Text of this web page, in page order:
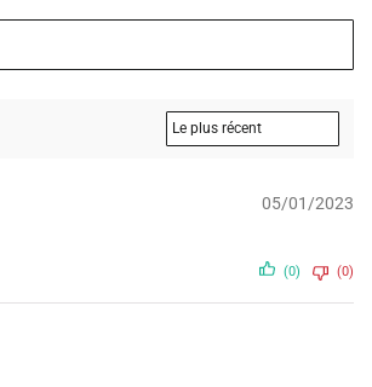
05/01/2023
(0) (0)